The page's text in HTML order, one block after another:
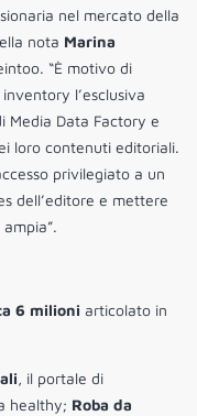
nel mercato della
nota Marina
“È motivo di
l’esclusiva
Media Data Factory e
loro contenuti editoriali.
privilegiato a un
dell’editore e mettere
6 milioni articolato in
, il portale di
healthy; Roba da